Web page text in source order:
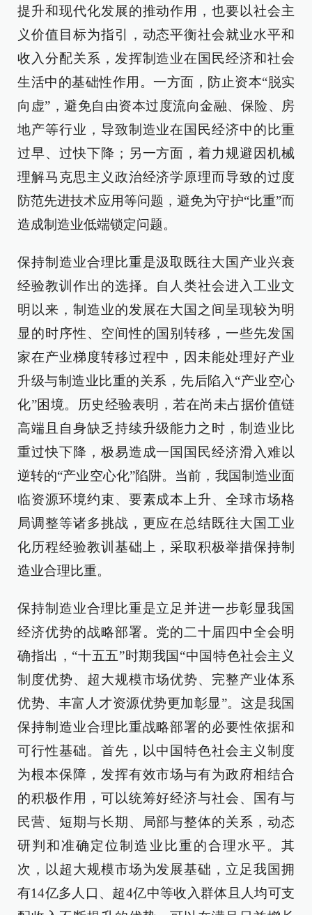
提升和现代化发展的推动作用，也要以社会主
义价值目标为指引，动态平衡社会就业水平和
收入分配关系，发挥制造业在国民经济和社会
生活中的基础性作用。一方面，防止资本“脱实
向虚”，避免自由资本过度流向金融、保险、房
地产等行业，导致制造业在国民经济中的比重
过早、过快下降；另一方面，着力规避因机械
理解马克思主义政治经济学原理而导致的过度
防范先进技术应用等问题，避免为守护“比重”而
造成制造业低端锁定问题。
保持制造业合理比重是汲取既往大国产业兴衰
经验教训作出的选择。自人类社会进入工业文
明以来，制造业的发展在大国之间呈现较为明
显的时序性、空间性的国别转移，一些先发国
家在产业梯度转移过程中，因未能处理好产业
升级与制造业比重的关系，先后陷入“产业空心
化”困境。历史经验表明，若在尚未占据价值链
高端且自身缺乏持续升级能力之时，制造业比
重过快下降，极易造成一国国民经济滑入难以
逆转的“产业空心化”陷阱。当前，我国制造业面
临资源环境约束、要素成本上升、全球市场格
局调整等诸多挑战，更应在总结既往大国工业
化历程经验教训基础上，采取积极举措保持制
造业合理比重。
保持制造业合理比重是立足并进一步彰显我国
经济优势的战略部署。党的二十届四中全会明
确指出，“十五五”时期我国“中国特色社会主义
制度优势、超大规模市场优势、完整产业体系
优势、丰富人才资源优势更加彰显”。这是我国
保持制造业合理比重战略部署的必要性依据和
可行性基础。首先，以中国特色社会主义制度
为根本保障，发挥有效市场与有为政府相结合
的积极作用，可以统筹好经济与社会、国有与
民营、短期与长期、局部与整体的关系，动态
研判和准确定位制造业比重的合理水平。其
次，以超大规模市场为发展基础，立足我国拥
有14亿多人口、超4亿中等收入群体且人均可支